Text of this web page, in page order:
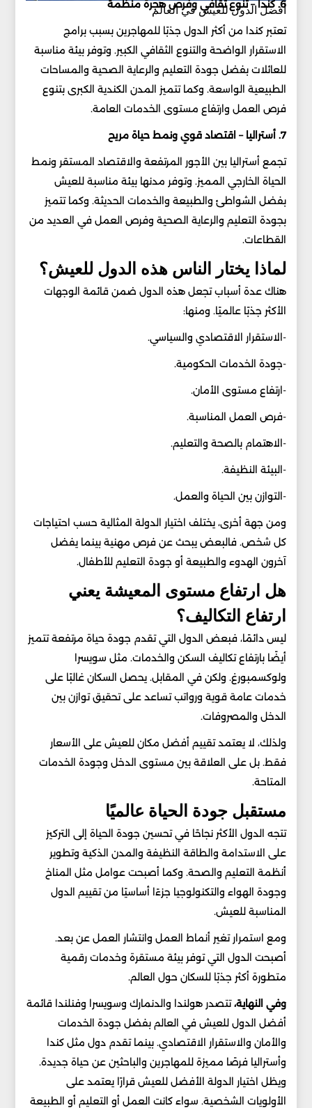
أفضل الدول للعيش في العالم
6. كندا – تنوع ثقافي وفرص هجرة منظمة
تعتبر كندا من أكثر الدول جذبًا للمهاجرين بسبب برامج
الاستقرار الواضحة والتنوع الثقافي الكبير. وتوفر بيئة مناسبة
للعائلات بفضل جودة التعليم والرعاية الصحية والمساحات
الطبيعية الواسعة. وكما تتميز المدن الكندية الكبرى بتنوع
فرص العمل وارتفاع مستوى الخدمات العامة.
7. أستراليا – اقتصاد قوي ونمط حياة مريح
تجمع أستراليا بين الأجور المرتفعة والاقتصاد المستقر ونمط
الحياة الخارجي المميز. وتوفر مدنها بيئة مناسبة للعيش
بفضل الشواطئ والطبيعة والخدمات الحديثة. وكما تتميز
بجودة التعليم والرعاية الصحية وفرص العمل في العديد من
القطاعات.
لماذا يختار الناس هذه الدول للعيش؟
هناك عدة أسباب تجعل هذه الدول ضمن قائمة الوجهات
الأكثر جذبًا عالميًا. ومنها:
-الاستقرار الاقتصادي والسياسي.
-جودة الخدمات الحكومية.
-ارتفاع مستوى الأمان.
-فرص العمل المناسبة.
-الاهتمام بالصحة والتعليم.
-البيئة النظيفة.
-التوازن بين الحياة والعمل.
ومن جهة أخرى، يختلف اختيار الدولة المثالية حسب احتياجات
كل شخص. فالبعض يبحث عن فرص مهنية بينما يفضل
آخرون الهدوء والطبيعة أو جودة التعليم للأطفال.
هل ارتفاع مستوى المعيشة يعني
ارتفاع التكاليف؟
ليس دائمًا، فبعض الدول التي تقدم جودة حياة مرتفعة تتميز
أيضًا بارتفاع تكاليف السكن والخدمات. مثل سويسرا
ولوكسمبورغ. ولكن في المقابل. يحصل السكان غالبًا على
خدمات عامة قوية ورواتب تساعد على تحقيق توازن بين
الدخل والمصروفات.
ولذلك، لا يعتمد تقييم أفضل مكان للعيش على الأسعار
فقط. بل على العلاقة بين مستوى الدخل وجودة الخدمات
المتاحة.
مستقبل جودة الحياة عالميًا
تتجه الدول الأكثر نجاحًا في تحسين جودة الحياة إلى التركيز
على الاستدامة والطاقة النظيفة والمدن الذكية وتطوير
أنظمة التعليم والصحة. وكما أصبحت عوامل مثل المناخ
وجودة الهواء والتكنولوجيا جزءًا أساسيًا من تقييم الدول
المناسبة للعيش.
ومع استمرار تغير أنماط العمل وانتشار العمل عن بعد.
أصبحت الدول التي توفر بيئة مستقرة وخدمات رقمية
متطورة أكثر جذبًا للسكان حول العالم.
وفي النهاية،تتصدر هولندا والدنمارك وسويسرا وفنلندا قائمة
أفضل الدول للعيش في العالم بفضل جودة الخدمات
والأمان والاستقرار الاقتصادي. بينما تقدم دول مثل كندا
وأستراليا فرصًا مميزة للمهاجرين والباحثين عن حياة جديدة.
ويظل اختيار الدولة الأفضل للعيش قرارًا يعتمد على
الأولويات الشخصية. سواء كانت العمل أو التعليم أو الطبيعة